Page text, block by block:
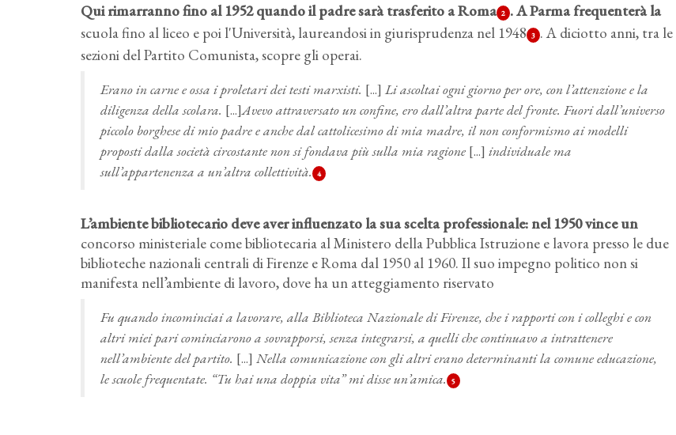
Qui rimarranno fino al 1952 quando il padre sarà trasferito a Roma 2 . A Parma frequenterà la
scuola fino al liceo e poi l'Università, laureandosi in giurisprudenza nel 1948 3 . A diciotto anni, tra le
sezioni del Partito Comunista, scopre gli operai.
Erano in carne e ossa i proletari dei testi marxisti. [...] Li ascoltai ogni giorno per ore, con l’attenzione e la
diligenza della scolara. [...]Avevo attraversato un confine, ero dall’altra parte del fronte. Fuori dall’universo
piccolo borghese di mio padre e anche dal cattolicesimo di mia madre, il non conformismo ai modelli
proposti dalla società circostante non si fondava più sulla mia ragione [...] individuale ma
sull’appartenenza a un’altra collettività.
4
L’ambiente bibliotecario deve aver influenzato la sua scelta professionale: nel 1950 vince un
concorso ministeriale come bibliotecaria al Ministero della Pubblica Istruzione e lavora presso le due
biblioteche nazionali centrali di Firenze e Roma dal 1950 al 1960. Il suo impegno politico non si
manifesta nell’ambiente di lavoro, dove ha un atteggiamento riservato
Fu quando incominciai a lavorare, alla Biblioteca Nazionale di Firenze, che i rapporti con i colleghi e con
altri miei pari cominciarono a sovrapporsi, senza integrarsi, a quelli che continuavo a intrattenere
nell’ambiente del partito. [...] Nella comunicazione con gli altri erano determinanti la comune educazione,
le scuole frequentate. “Tu hai una doppia vita” mi disse un’amica.
5